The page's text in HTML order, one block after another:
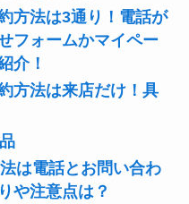
方法は3通り！電話が
フォームかマイペー
介！
方法は来店だけ！具
は電話とお問い合わ
や注意点は？